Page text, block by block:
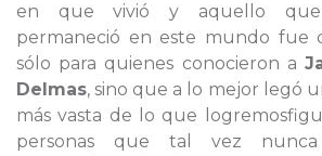
en que vivió y aquello que
permaneció en este mundo fue
sólo para quienes conocieron a
Delmas, sino que a lo mejor legó
más vasta de lo que
personas que tal vez